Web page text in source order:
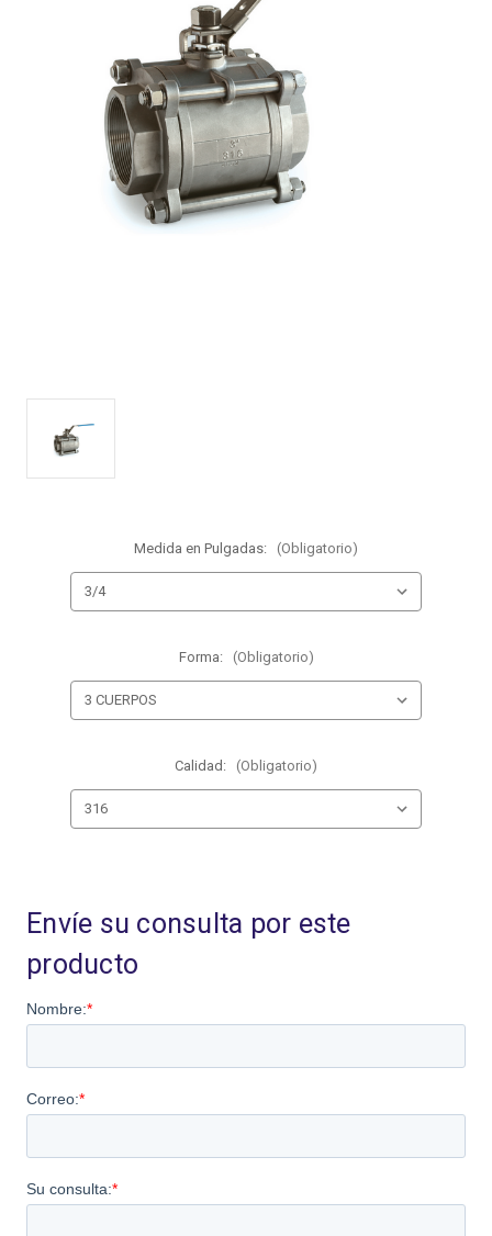
Medida en Pulgadas: (Obligatorio)
Forma: (Obligatorio)
Calidad: (Obligatorio)
Envíe su consulta por este
producto